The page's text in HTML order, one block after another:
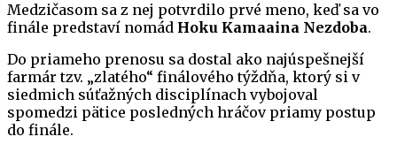
Medzičasom sa z nej potvrdilo prvé meno, keď sa vo
finále predstaví nomád Hoku Kamaaina Nezdoba.
Do priameho prenosu sa dostal ako najúspešnejší
farmár tzv. „zlatého“ finálového týždňa, ktorý si v
siedmich súťažných disciplínach vybojoval
spomedzi pätice posledných hráčov priamy postup
do finále.